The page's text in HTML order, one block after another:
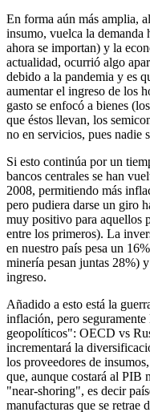
En forma aún más amplia,
insumo, vuelca la demanda
ahora se importan) y la
actualidad, ocurrió algo
debido a la pandemia y es
aumentar el ingreso de los
gasto se enfocó a bienes
que éstos llevan, los
no en servicios, pues nadie
Si esto continúa por un
bancos centrales se han
2008, permitiendo más
pero pudiera darse un giro
muy positivo para aquellos
entre los primeros). La
en nuestro país pesa un
minería pesan juntas 28%)
ingreso.
Añadido a esto está la
inflación, pero
geopolíticos": OECD vs
incrementará la
los proveedores de
que, aunque costará al PIB
"near-shoring", es decir
manufacturas que se retrae